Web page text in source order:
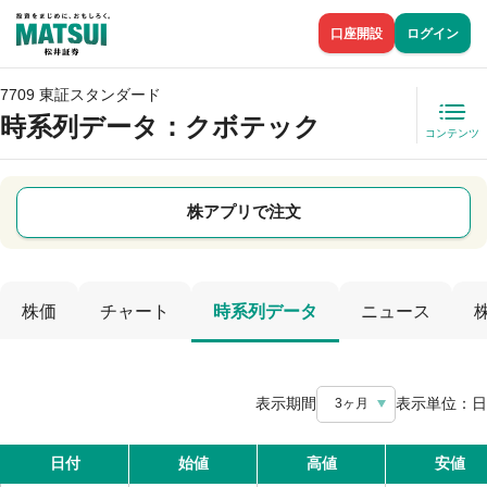
口座開設 ログイン
7709 東証スタンダード
時系列データ ：クボテック コンテンツ
株アプリで注文
株価 チャート 時系列データ ニュース
表示期間 3ヶ月 表示単位： 日
日付 始値 高値 安値